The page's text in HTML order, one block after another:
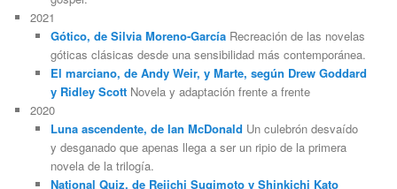
2021
Gótico, de Silvia Moreno-GarcíaRecreación de las novelas
góticas clásicas desde una sensibilidad más contemporánea.
El marciano, de Andy Weir, y Marte, según Drew Goddard
y Ridley ScottNovela y adaptación frente a frente
2020
Luna ascendente, de Ian McDonald Un culebrón desvaído
y desganado que apenas llega a ser un ripio de la primera
novela de la trilogía.
National Quiz, de Reiichi Sugimoto y Shinkichi Kato